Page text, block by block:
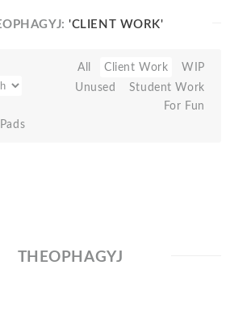
'CLIENT WORK'
Pads
All Client Work
WIP
Unused
Student Work
For Fun
THEOPHAGYJ